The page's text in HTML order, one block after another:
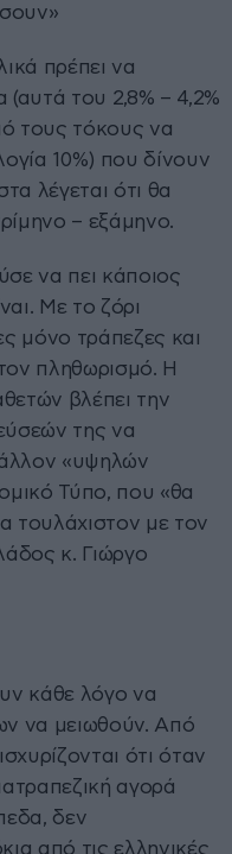
πρέπει να
(αυτά του 2,8% – 4,2%
τους τόκους να
10%) που δίνουν
λέγεται ότι θα
– εξάμηνο.
να πει κάποιος
Με το ζόρι
μόνο τράπεζες και
πληθωρισμό. Η
βλέπει την
της να
«υψηλών
Τύπο, που «θα
τουλάχιστον με τον
κ. Γιώργο
κάθε λόγο να
να μειωθούν. Από
ότι όταν
αγορά
δεν
από τις ελληνικές